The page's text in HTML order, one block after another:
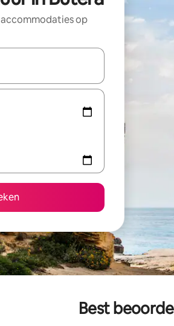
op
zijn, maak je een keuze met je
Best